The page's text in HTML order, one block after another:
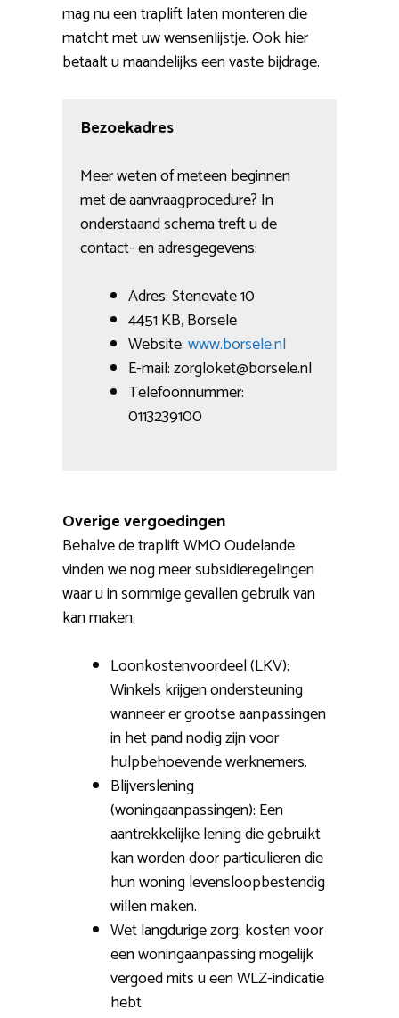
mag nu een traplift laten monteren die
matcht met uw wensenlijstje. Ook hier
betaalt u maandelijks een vaste bijdrage.
Bezoekadres
Meer weten of meteen beginnen
met de aanvraagprocedure? In
onderstaand schema treft u de
contact- en adresgegevens:
Adres: Stenevate 10
4451 KB, Borsele
Website:www.borsele.nl
E-mail: zorgloket@borsele.nl
Telefoonnummer:
0113239100
Overige vergoedingen
Behalve de traplift WMO Oudelande
vinden we nog meer subsidieregelingen
waar u in sommige gevallen gebruik van
kan maken.
Loonkostenvoordeel (LKV):
Winkels krijgen ondersteuning
wanneer er grootse aanpassingen
in het pand nodig zijn voor
hulpbehoevende werknemers.
Blijverslening
(woningaanpassingen): Een
aantrekkelijke lening die gebruikt
kan worden door particulieren die
hun woning levensloopbestendig
willen maken.
Wet langdurige zorg: kosten voor
een woningaanpassing mogelijk
vergoed mits u een WLZ-indicatie
hebt